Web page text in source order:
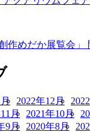
作めだか展覧会」
2022年12月
月 2021年10月
9月 2020年8月